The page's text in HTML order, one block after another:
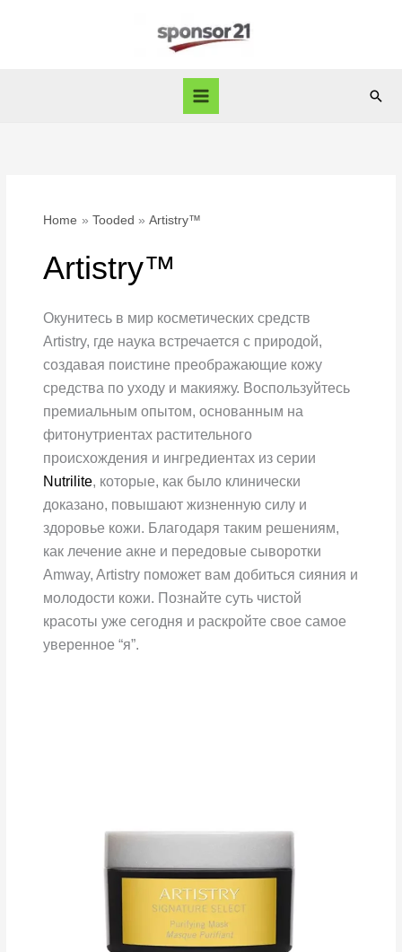
Home Tooded Artistry™
Artistry™
Окунитесь в мир косметических средств
Artistry, где наука встречается с природой,
создавая поистине преображающие кожу
средства по уходу и макияжу. Воспользуйтесь
премиальным опытом, основанным на
фитонутриентах растительного
происхождения и ингредиентах из серии
Nutrilite, которые, как было клинически
доказано, повышают жизненную силу и
здоровье кожи. Благодаря таким решениям,
как лечение акне и передовые сыворотки
Amway, Artistry поможет вам добиться сияния и
молодости кожи. Познайте суть чистой
красоты уже сегодня и раскройте свое самое
уверенное “я”.
кожи